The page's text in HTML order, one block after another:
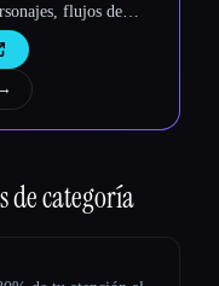
flujos de
de categoría